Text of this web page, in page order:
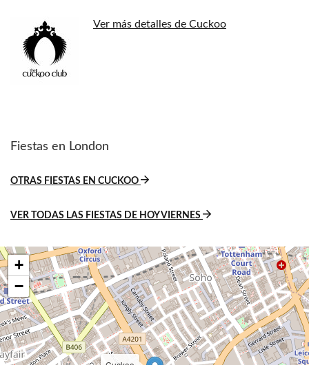
Ver más detalles de Cuckoo
Fiestas en London
OTRAS FIESTAS EN CUCKOO
VER TODAS LAS FIESTAS DE HOY VIERNES